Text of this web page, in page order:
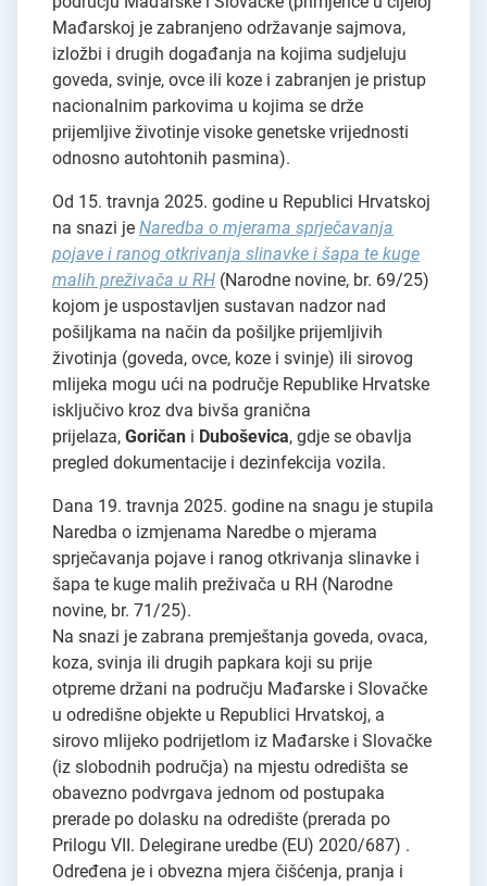
Mađarskoj je zabranjeno održavanje sajmova,
izložbi i drugih događanja na kojima sudjeluju
goveda, svinje, ovce ili koze i zabranjen je pristup
nacionalnim parkovima u kojima se drže
prijemljive životinje visoke genetske vrijednosti
odnosno autohtonih pasmina).
Od 15. travnja 2025. godine u Republici Hrvatskoj
na snazi je Naredba o mjerama sprječavanja
pojave i ranog otkrivanja slinavke i šapa te kuge
malih preživača u RH (Narodne novine, br. 69/25)
kojom je uspostavljen sustavan nadzor nad
pošiljkama na način da pošiljke prijemljivih
životinja (goveda, ovce, koze i svinje) ili sirovog
mlijeka mogu ući na područje Republike Hrvatske
isključivo kroz dva bivša granična
prijelaza, Goričan i Duboševica, gdje se obavlja
pregled dokumentacije i dezinfekcija vozila.
Dana 19. travnja 2025. godine na snagu je stupila
Naredba o izmjenama Naredbe o mjerama
sprječavanja pojave i ranog otkrivanja slinavke i
šapa te kuge malih preživača u RH (Narodne
novine, br. 71/25).
Na snazi je zabrana premještanja goveda, ovaca,
koza, svinja ili drugih papkara koji su prije
otpreme držani na području Mađarske i Slovačke
u odredišne objekte u Republici Hrvatskoj, a
sirovo mlijeko podrijetlom iz Mađarske i Slovačke
(iz slobodnih područja) na mjestu odredišta se
obavezno podvrgava jednom od postupaka
prerade po dolasku na odredište (prerada po
Prilogu VII. Delegirane uredbe (EU) 2020/687) .
Određena je i obvezna mjera čišćenja, pranja i